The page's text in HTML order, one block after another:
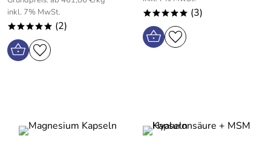
inkl. 7% MwSt.
***** (2)
***** (3)